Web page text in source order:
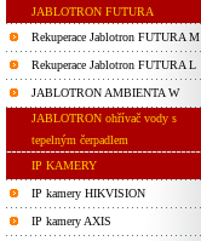
JABLOTRON FUTURA
Rekuperace Jablotron FUTURA M
Rekuperace Jablotron FUTURA L
JABLOTRON AMBIENTA W
JABLOTRON ohřívač vody s
tepelným čerpadlem
IP KAMERY
IP kamery HIKVISION
IP kamery AXIS